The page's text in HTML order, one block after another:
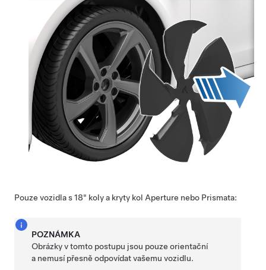
Pouze vozidla s 18" koly a kryty kol Aperture nebo Prismata:
POZNÁMKA
Obrázky v tomto postupu jsou pouze orientační
a nemusí přesně odpovídat vašemu vozidlu.